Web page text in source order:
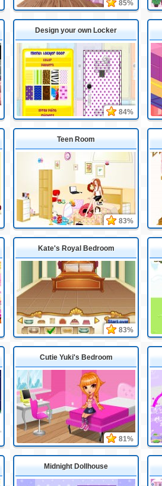
85%
Design your own Locker
84%
Teen Room
83%
Kate's Royal Bedroom
83%
Cutie Yuki's Bedroom
81%
Midnight Dollhouse